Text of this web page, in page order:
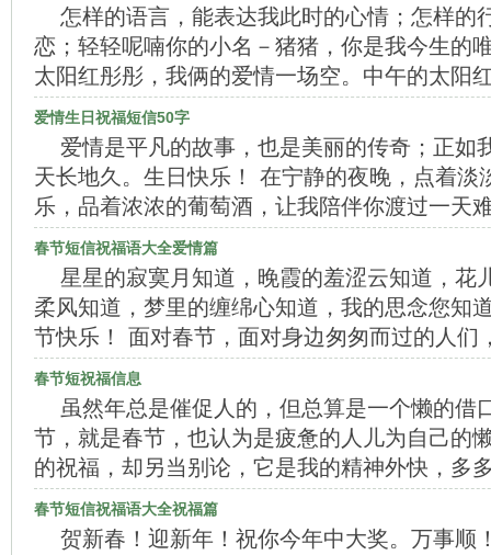
怎样的语言，能表达我此时的心情；怎样的
恋；轻轻呢喃你的小名－猪猪，你是我今生的
太阳红彤彤，我俩的爱情一场空。中午的太阳
爱情生日祝福短信50字
爱情是平凡的故事，也是美丽的传奇；正如
天长地久。生日快乐！ 在宁静的夜晚，点着淡
乐，品着浓浓的葡萄酒，让我陪伴你渡过一天
春节短信祝福语大全爱情篇
星星的寂寞月知道，晚霞的羞涩云知道，花
柔风知道，梦里的缠绵心知道，我的思念您知
节快乐！ 面对春节，面对身边匆匆而过的人们
春节短祝福信息
虽然年总是催促人的，但总算是一个懒的借
节，就是春节，也认为是疲惫的人儿为自己的
的祝福，却另当别论，它是我的精神外快，多
春节短信祝福语大全祝福篇
贺新春！迎新年！祝你今年中大奖。万事顺